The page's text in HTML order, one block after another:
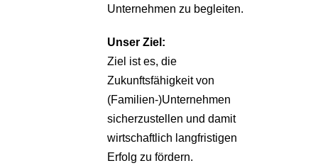
Unternehmen zu begleiten.
Unser Ziel:
Ziel ist es, die
Zukunftsfähigkeit von
(Familien-)Unternehmen
sicherzustellen und damit
wirtschaftlich langfristigen
Erfolg zu fördern.